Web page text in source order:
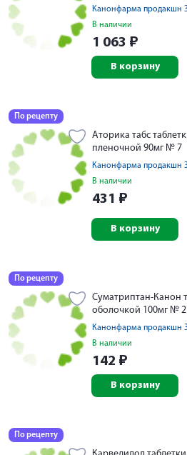
Канонфарма продакшн
В наличии
1 063 ₽
В корзину
По рецепту
Аторика табс
пленочной 90мг № 7
Канонфарма продакшн
В наличии
431 ₽
В корзину
По рецепту
Суматриптан-Канон
оболочкой 100мг № 2
Канонфарма продакшн
В наличии
142 ₽
В корзину
По рецепту